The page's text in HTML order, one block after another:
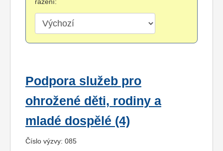
Podpora služeb pro
ohrožené děti, rodiny a
mladé dospělé (4)
Číslo výzvy: 085